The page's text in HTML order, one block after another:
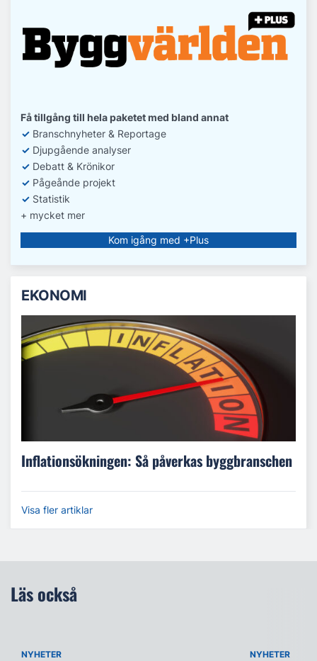
Få tillgång till hela paketet med bland annat
✓ Branschnyheter & Reportage
✓ Djupgående analyser
✓ Debatt & Krönikor
✓ Pågeånde projekt
✓ Statistik
+ mycket mer
Kom igång med +Plus
EKONOMI
Inflationsökningen: Så påverkas byggbranschen
Visa fler artiklar
Läs också
NYHETER NYHETER